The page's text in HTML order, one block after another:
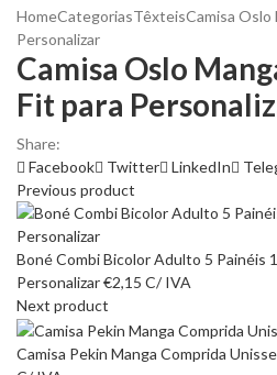
HomeCategoriasTêxteisCamisa Oslo
Personalizar
Camisa Oslo
Fit para
Share:
Facebook
Twitter LinkedIn
Previous product
Boné Combi Bicolor Adulto 5 Painéis
Personalizar€2,15 C/ IVA
Next product
Camisa Pekin Manga Comprida